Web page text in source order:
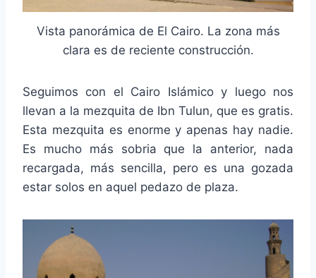
Vista panorámica de El Cairo. La zona más
clara es de reciente construcción.
Seguimos con el Cairo Islámico y luego nos
llevan a la mezquita de Ibn Tulun, que es gratis.
Esta mezquita es enorme y apenas hay nadie.
Es mucho más sobria que la anterior, nada
recargada, más sencilla, pero es una gozada
estar solos en aquel pedazo de plaza.